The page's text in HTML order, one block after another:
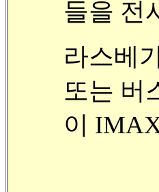
들을 전
라스베
또는 버
이